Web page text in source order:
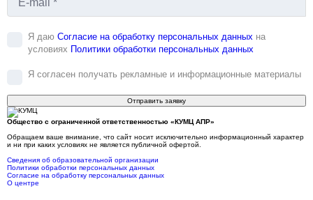
Я даю Согласие на обработку персональных данных на
условиях Политики обработки персональных данных
Я согласен получать рекламные и информационные материалы
Отправить заявку
Общество с ограниченной ответственностью «КУМЦ АПР»
Обращаем ваше внимание, что сайт носит исключительно информационный характер
и ни при каких условиях не является публичной офертой.
Сведения об образовательной организации
Политики обработки персональных данных
Согласие на обработку персональных данных
О центре